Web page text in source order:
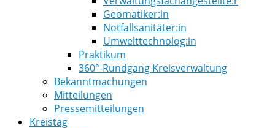
Geomatiker:in
Notfallsanitäter:in
Umwelttechnolog:in
Praktikum
360°-Rundgang Kreisverwaltung
Bekanntmachungen
Mitteilungen
Pressemitteilungen
Kreistag